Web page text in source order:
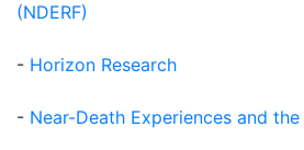
(NDERF)
- Horizon Research
- Near-Death Experiences and